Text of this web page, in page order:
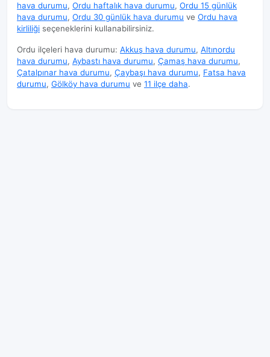
hava durumu, Ordu haftalık hava durumu, Ordu 15 günlük
hava durumu, Ordu 30 günlük hava durumu ve Ordu hava
kirliliği seçeneklerini kullanabilirsiniz.
Ordu ilçeleri hava durumu: Akkuş hava durumu, Altınordu
hava durumu, Aybastı hava durumu, Çamaş hava durumu,
Çatalpınar hava durumu, Çaybaşı hava durumu, Fatsa hava
durumu, Gölköy hava durumu ve 11 ilçe daha.